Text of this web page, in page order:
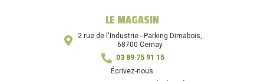
LE MAGASIN
2 rue de l'Industrie - Parking Dimabois,
68700 Cernay
03 89 75 91 15
Écrivez-nous